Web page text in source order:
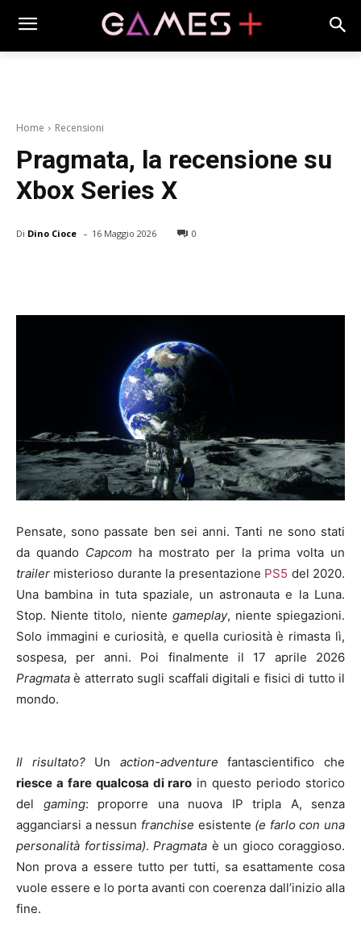
Home Recensioni
Pragmata, la recensione su
Xbox Series X
Di Dino Cioce - 16 Maggio 2026 0
Pensate, sono passate ben sei anni. Tanti ne sono stati
da quando Capcom ha mostrato per la prima volta un
trailer misterioso durante la presentazione PS5 del 2020.
Una bambina in tuta spaziale, un astronauta e la Luna.
Stop. Niente titolo, niente gameplay, niente spiegazioni.
Solo immagini e curiosità, e quella curiosità è rimasta lì,
sospesa, per anni. Poi finalmente il 17 aprile 2026
Pragmata è atterrato sugli scaffali digitali e fisici di tutto il
mondo.
Il risultato?Un action-adventure fantascientifico che
riesce a fare qualcosa di raro in questo periodo storico
del gaming: proporre una nuova IP tripla A, senza
agganciarsi a nessun franchise esistente (e farlo con una
personalità fortissima). Pragmata è un gioco coraggioso.
Non prova a essere tutto per tutti, sa esattamente cosa
vuole essere e lo porta avanti con coerenza dall’inizio alla
fine.